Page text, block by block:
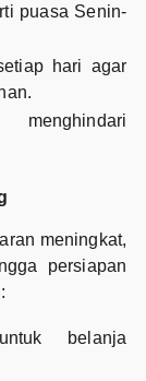
puasa Senin-
hari agar
meningkat,
persiapan
belanja